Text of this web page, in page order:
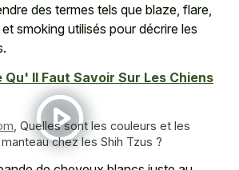
des termes tels que blaze, flare,
smoking utilisés pour décrire les
Qu' Il Faut Savoir Sur Les Chiens
Quelles sont les couleurs et les
chez les Shih Tzus ?